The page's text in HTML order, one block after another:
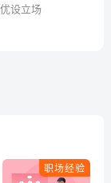
设立场
职场经验